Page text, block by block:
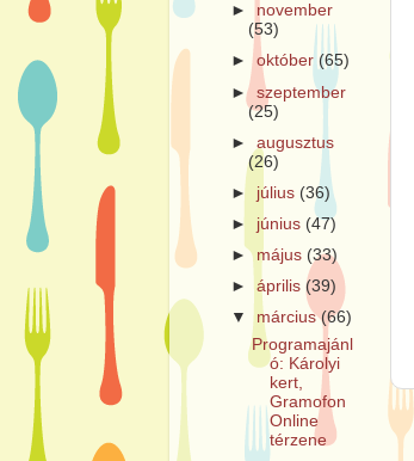
► november
(53)
►október (65)
►szeptember
(25)
►augusztus
(26)
► július (36)
► június (47)
► május (33)
►április(39)
▼ március(66)
Programajánl
ó: Károlyi
kert,
Gramofon
Online
térzene